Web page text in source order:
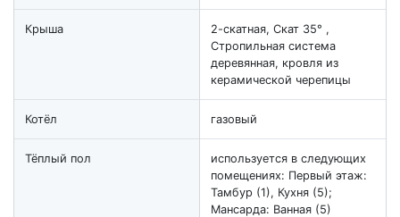
Крыша
2-скатная, Скат 35° ,
Стропильная система
деревянная, кровля из
керамической черепицы
Котёл газовый
Тёплый пол
используется в следующих
помещениях: Первый этаж:
Тамбур (1), Кухня (5);
Мансарда: Ванная (5)